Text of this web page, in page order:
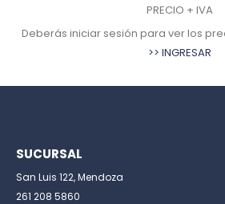
PRECIO + IVA
Deberás iniciar sesión para ver los
>> INGRESAR
SUCURSAL
San Luis 122, Mendoza
261 208 5860